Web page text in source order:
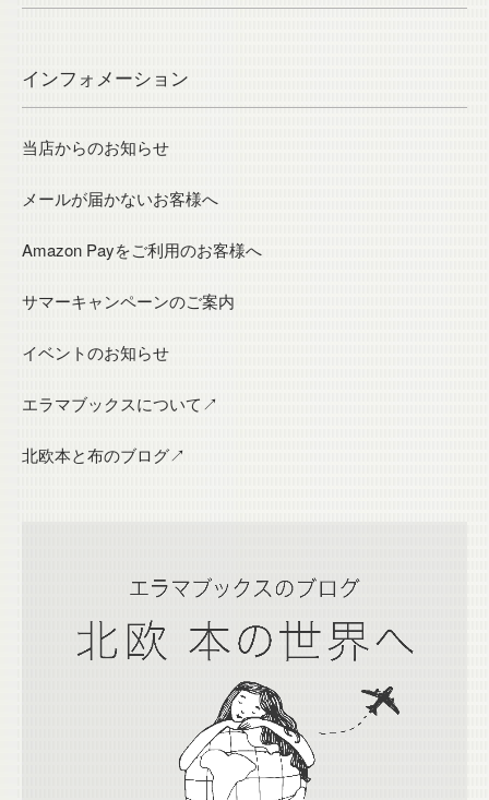
インフォメーション
当店からのお知らせ
メールが届かないお客様へ
Amazon Payをご利用のお客様へ
サマーキャンペーンのご案内
イベントのお知らせ
エラマブックスについて↗
北欧本と布のブログ↗